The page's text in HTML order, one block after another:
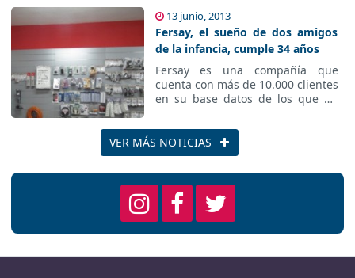
13 junio, 2013
Fersay, el sueño de dos amigos
de la infancia, cumple 34 años
Fersay es una compañía que
cuenta con más de 10.000
clientes en su base datos de los
de 5.000 de los que 4.500
aproximadamente son de España.
VER MÁS NOTICIAS